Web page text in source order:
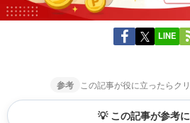
LINE
参考 この記事が役に立ったらク
💡 この記事が参考